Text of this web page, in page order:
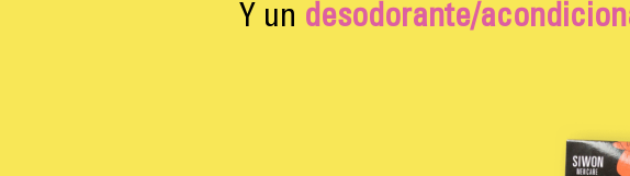
Y un desodorante/